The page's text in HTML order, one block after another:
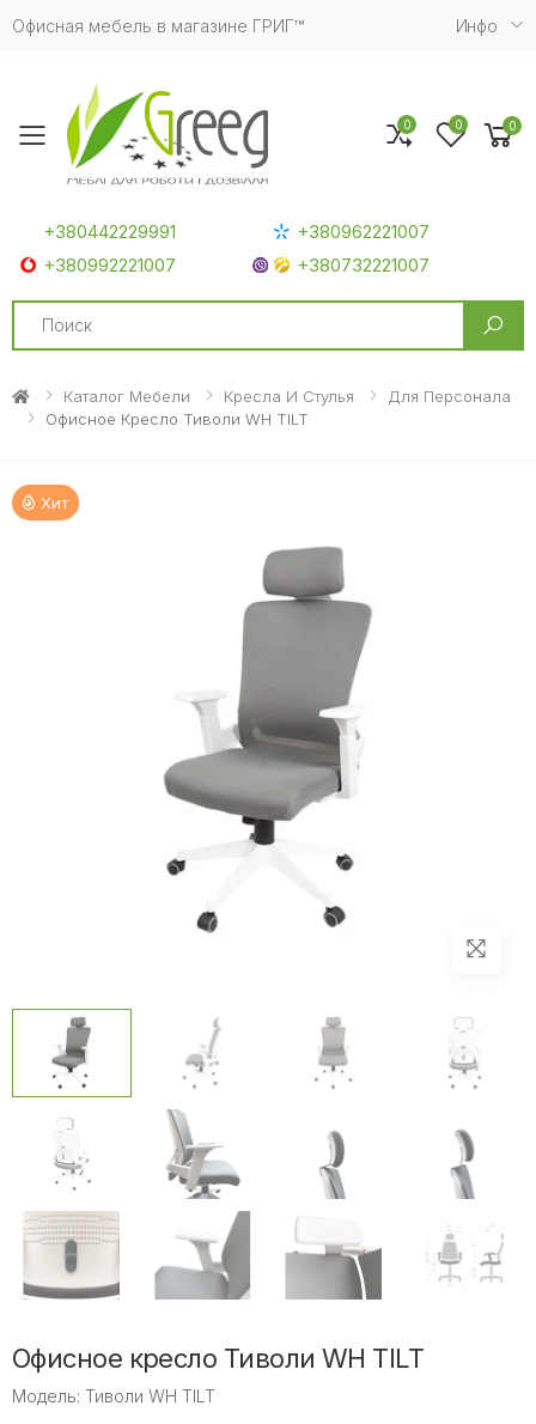
Офисная мебель в магазине ГРИГ™ Инфо
Toggle mobile menu
+380442229991
+380962221007
+380992221007
+380732221007
Search
0 0 0
Каталог Мебели Кресла И Стулья
Для Персонала
Офисное Кресло Тиволи WH TILT
Хит
Офисное кресло Тиволи WH TILT
Модель: Тиволи WH TILT